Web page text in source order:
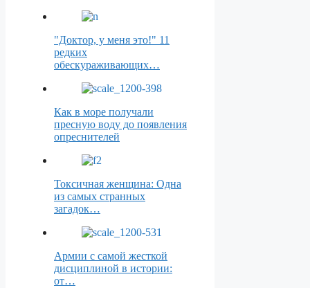
"Доктор, у меня это!" 11
редких
обескураживающих…
Как в море получали
пресную воду до появления
опреснителей
Токсичная женщина: Одна
из самых странных
загадок…
Армии с самой жесткой
дисциплиной в истории:
от…